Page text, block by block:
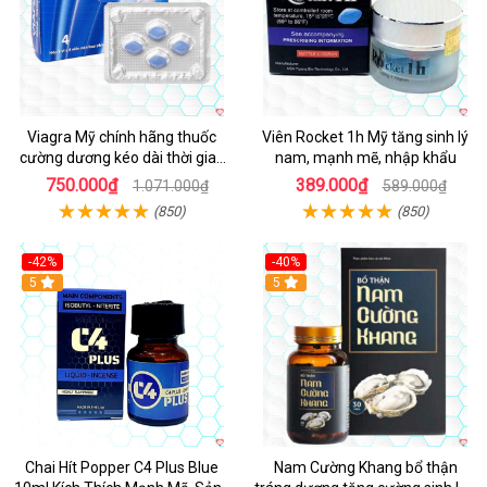
Viagra Mỹ chính hãng thuốc
cường dương kéo dài thời gian
cho Nam nhập khẩu chính ngạch
750.000₫ 1.071.000₫
(850)
Viên Rocket 1h Mỹ tăng sinh lý
nam, mạnh mẽ, nhập khẩu
389.000₫ 589.000₫
(850)
-42%
5
Chai Hít Popper C4 Plus Blue
-40%
5
Nam Cường Khang bổ thận